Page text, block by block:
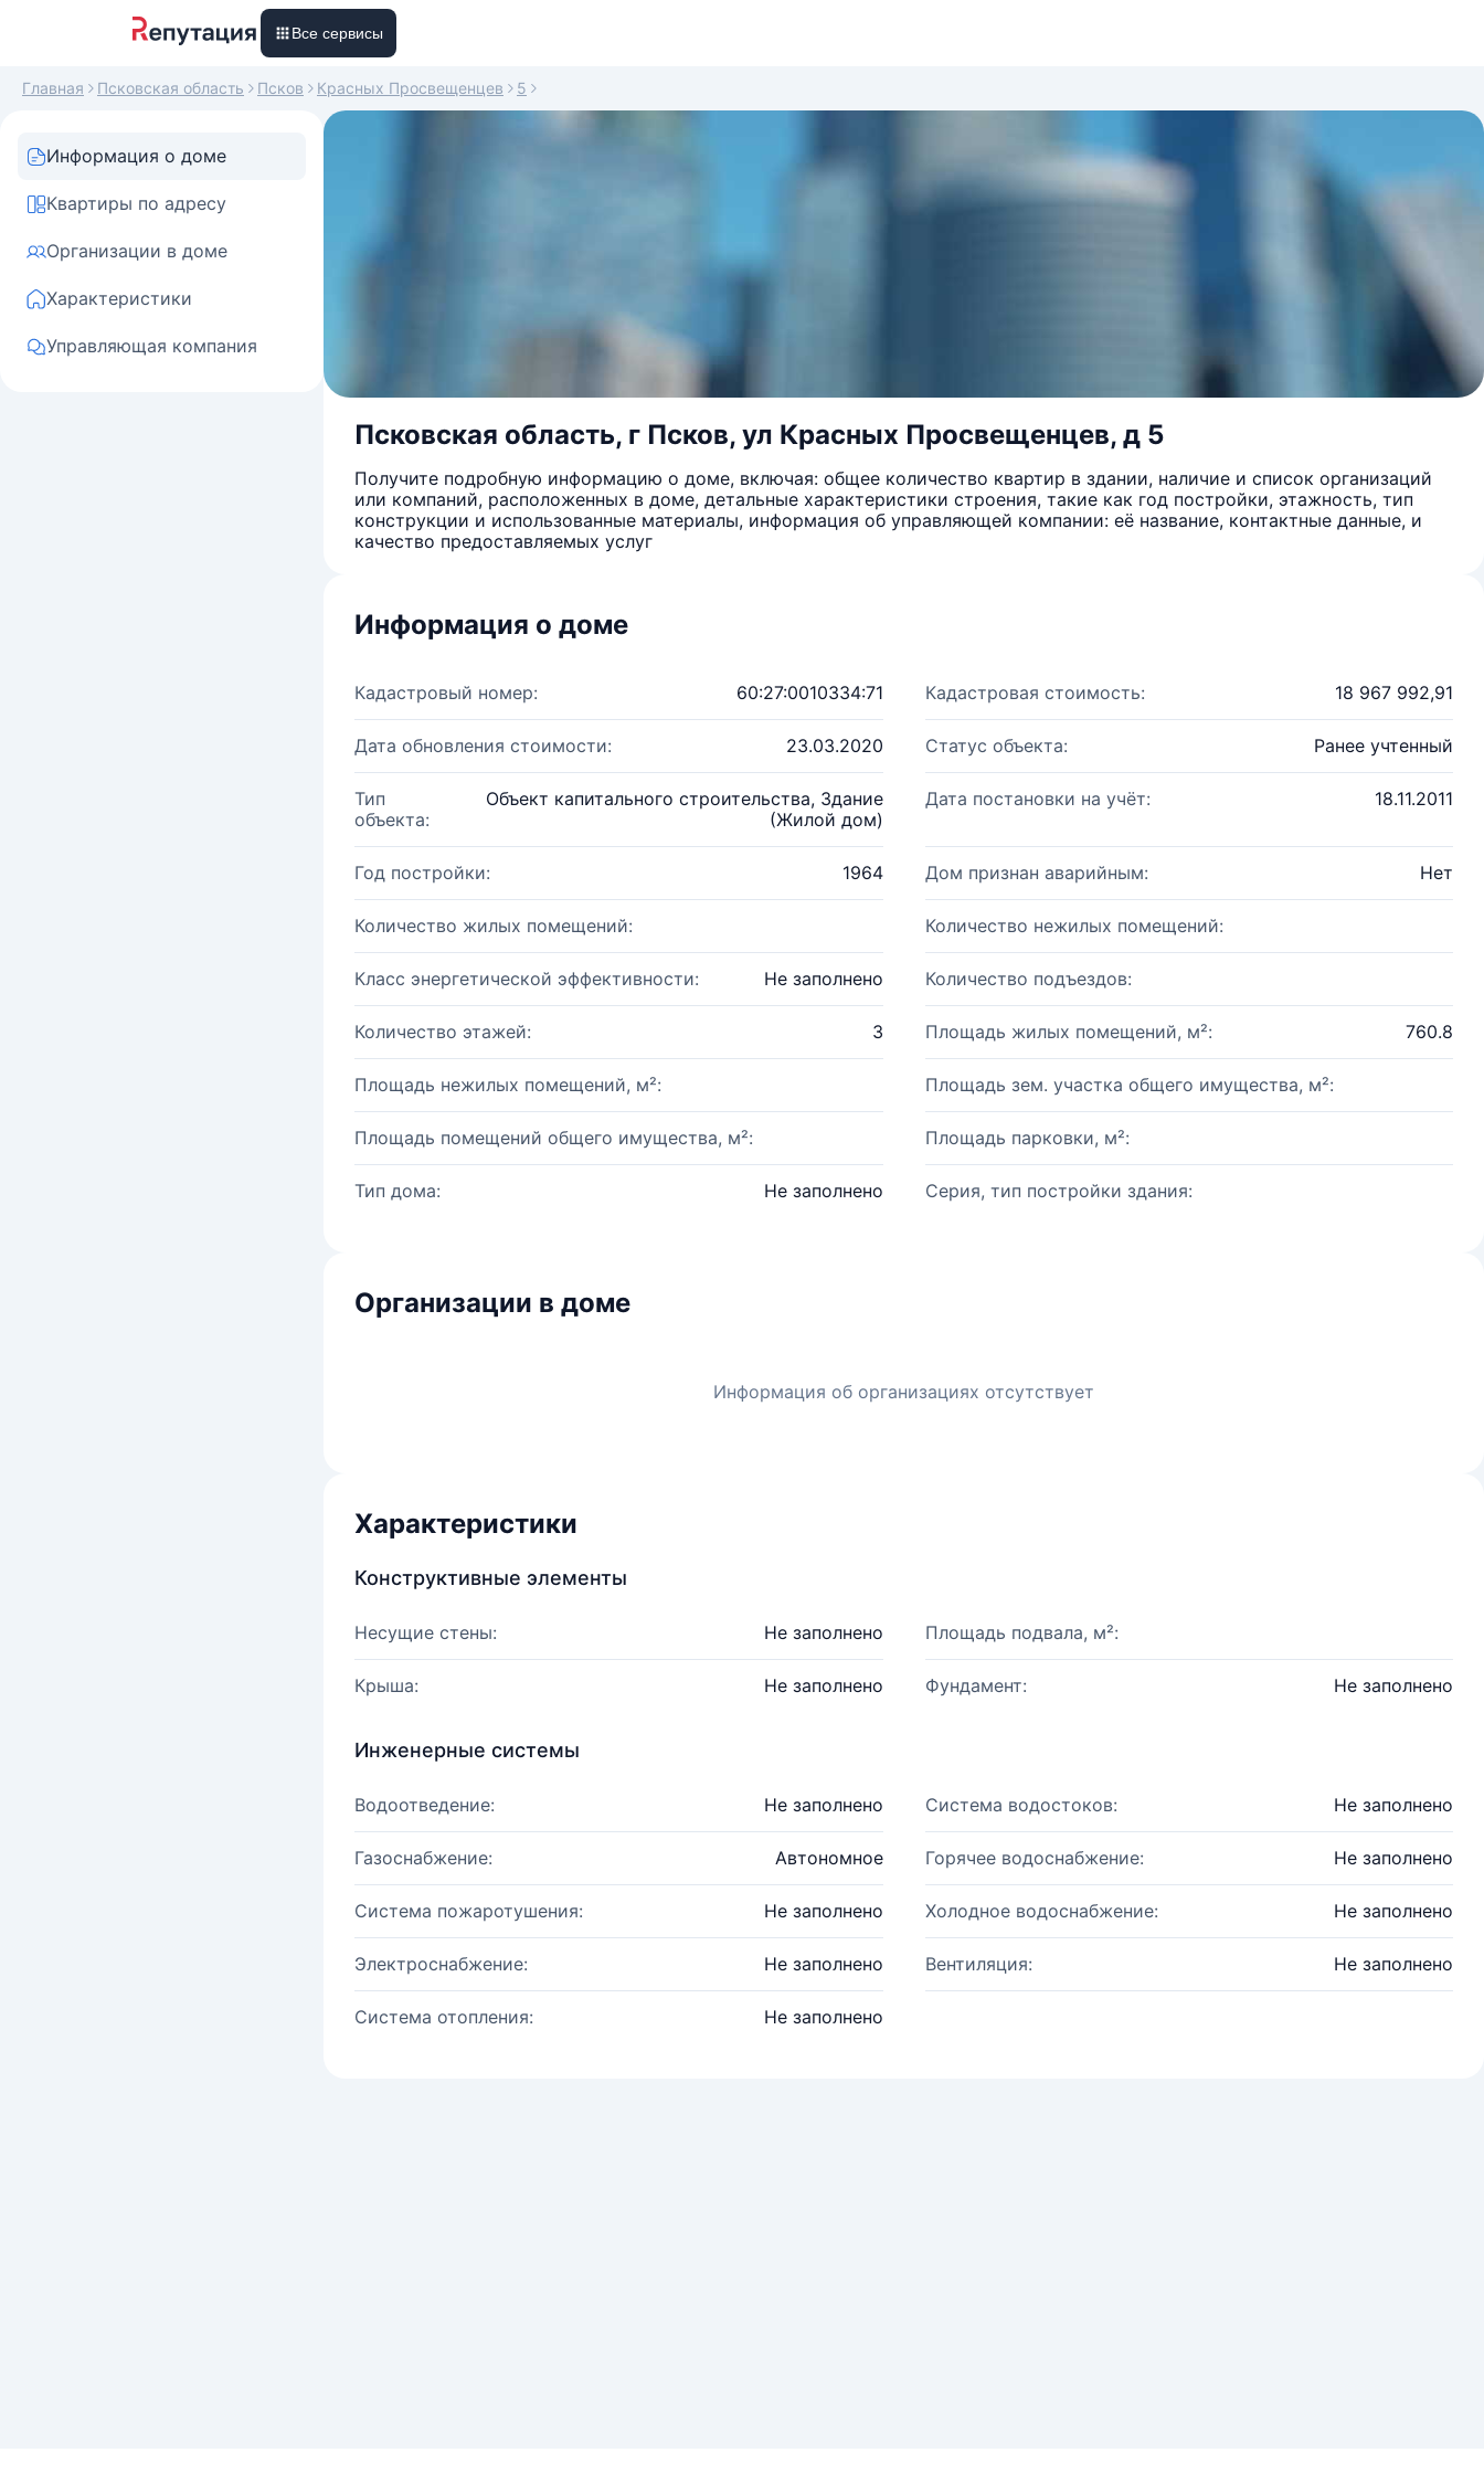
Все сервисы
Главная Псковская область Псков Красных Просвещенцев 5
Информация о доме
Квартиры по адресу
Организации в доме
Характеристики
Управляющая компания
Псковская область, г Псков, ул Красных Просвещенцев, д 5
Получите подробную информацию о доме, включая: общее количество квартир в здании, наличие и список организаций
или компаний, расположенных в доме, детальные характеристики строения, такие как год постройки, этажность, тип
конструкции и использованные материалы, информация об управляющей компании: её название, контактные данные, и
качество предоставляемых услуг
Информация о доме
Кадастровый номер: 60:27:0010334:71 Кадастровая стоимость: 18 967 992,91
Дата обновления стоимости: 23.03.2020 Статус объекта: Ранее учтенный
Тип
объекта:
Объект капитального строительства, Здание
(Жилой дом)
Дата постановки на учёт: 18.11.2011
Год постройки: 1964 Дом признан аварийным: Нет
Количество жилых помещений: Количество нежилых помещений:
Класс энергетической эффективности: Не заполнено Количество подъездов:
Количество этажей: 3 Площадь жилых помещений, м²: 760.8
Площадь нежилых помещений, м²: Площадь зем. участка общего имущества, м²:
Площадь помещений общего имущества, м²: Площадь парковки, м²:
Тип дома: Не заполнено Серия, тип постройки здания:
Организации в доме
Информация об организациях отсутствует
Характеристики
Конструктивные элементы
Несущие стены: Не заполнено Площадь подвала, м²:
Крыша: Не заполнено Фундамент: Не заполнено
Инженерные системы
Водоотведение: Не заполнено Система водостоков: Не заполнено
Газоснабжение: Автономное Горячее водоснабжение: Не заполнено
Система пожаротушения: Не заполнено Холодное водоснабжение: Не заполнено
Электроснабжение: Не заполнено Вентиляция: Не заполнено
Система отопления: Не заполнено